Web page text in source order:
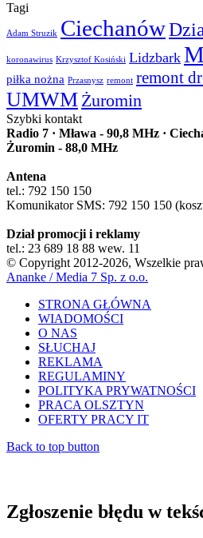
Tagi
Adam Struzik Ciechanów
koronawirus Krzysztof Kosiński Lidzbark
piłka nożna Przasnysz remont remont
UMWM Żuromin
Szybki kontakt
Radio 7 · Mława - 90,8 MHz ·
Żuromin - 88,0 MHz
Antena
tel.: 792 150 150
Komunikator SMS: 792 150 150
Dział promocji i reklamy
tel.: 23 689 18 88 wew. 11
© Copyright 2012-2026, Wszelkie
Ananke / Media 7 Sp. z o.o.
STRONA GŁÓWNA
WIADOMOŚCI
O NAS
SŁUCHAJ
REKLAMA
REGULAMINY
POLITYKA PRYWATNOŚCI
PRACA OLSZTYN
OFERTY PRACY IT
Back to top button
Zgłoszenie błędu w